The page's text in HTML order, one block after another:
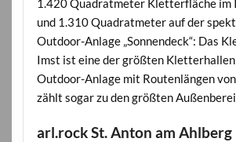
1.420 Quadratmeter Kletterfläche im
und 1.310 Quadratmeter auf der
Outdoor-Anlage „Sonnendeck“: Das
Imst ist eine der größten
Outdoor-Anlage mit Routenlängen
zählt sogar zu den größten
arl.rock St. Anton am Ahlberg